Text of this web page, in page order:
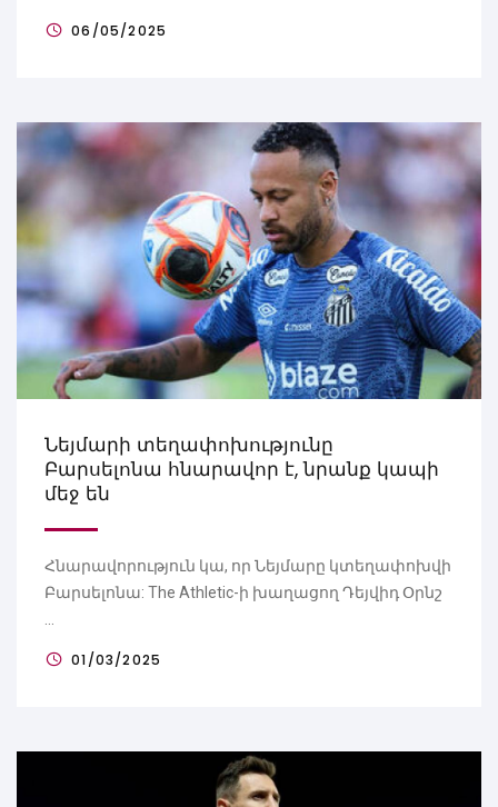
06/05/2025
Նեյմարի տեղափոխությունը
Բարսելոնա հնարավոր է, նրանք կապի
մեջ են
Հնարավորություն կա, որ Նեյմարը կտեղափոխվի
Բարսելոնա: The Athletic-ի խաղացող Դեյվիդ Օրնշ
01/03/2025